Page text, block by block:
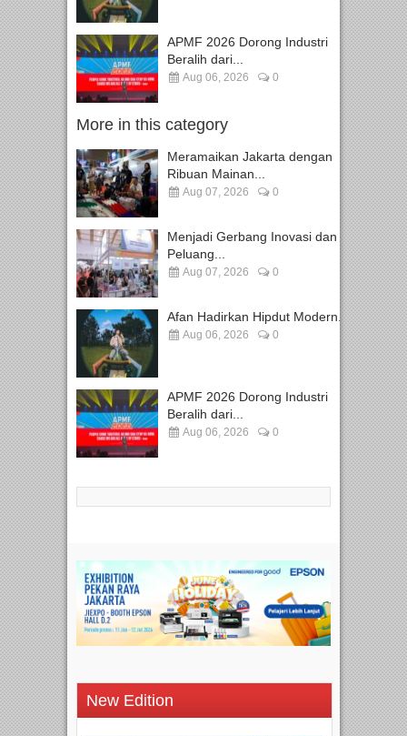
APMF 2026 Dorong Industri
Beralih dari...
Aug 06, 2026 0
More in this category
Meramaikan Jakarta dengan
Ribuan Mainan...
Aug 07, 2026 0
Menjadi Gerbang Inovasi dan
Peluang...
Aug 07, 2026 0
Afan Hadirkan Hipdut Modern...
Aug 06, 2026 0
APMF 2026 Dorong Industri
Beralih dari...
Aug 06, 2026 0
New Edition